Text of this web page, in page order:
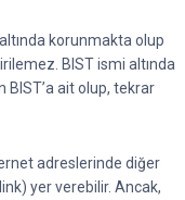
korunmakta olup
BIST ismi altında
BIST’a ait olup, tekrar
adreslerinde diğer
yer verebilir. Ancak,